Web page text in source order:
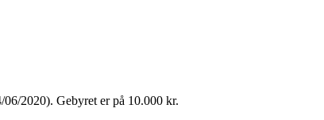
2020). Gebyret er på 10.000 kr.